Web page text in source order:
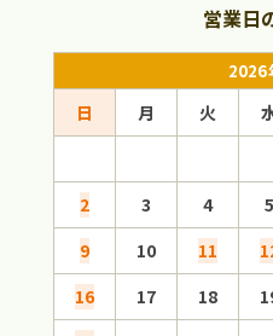
営業日
2026
日 月 火
2
3 4 5
9
10 11
16
17 18